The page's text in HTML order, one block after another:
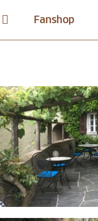
Fanshop